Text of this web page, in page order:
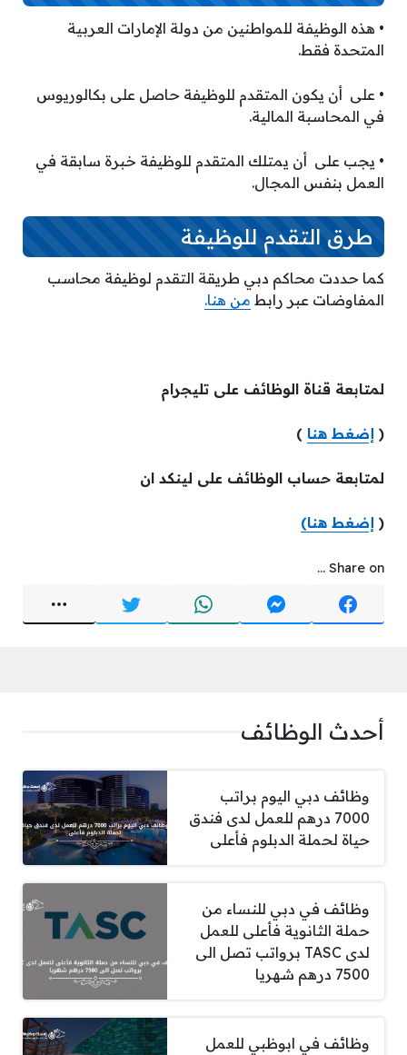
• هذه الوظيفة للمواطنين من دولة الإمارات العربية
المتحدة فقط.
• على أن يكون المتقدم للوظيفة حاصل على بكالوريوس
في المحاسبة المالية.
• يجب على أن يمتلك المتقدم للوظيفة خبرة سابقة في
العمل بنفس المجال.
طرق التقدم للوظيفة
كما حددت محاكم دبي طريقة التقدم لوظيفة محاسب
المفاوضات عبر رابط من هنا.
لمتابعة قناة الوظائف على تليجرام
( إضغط هنا )
لمتابعة حساب الوظائف على لينكد ان
( إضغط هنا)
Share on ...
أحدث الوظائف
وظائف دبي اليوم براتب
7000 درهم للعمل لدى فندق
حياة لحملة الدبلوم فأعلى
وظائف في دبي للنساء من
حملة الثانوية فأعلى للعمل
لدى TASC برواتب تصل الى
7500 درهم شهريا
وظائف في ابوظبي للعمل